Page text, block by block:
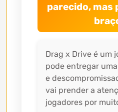
parecido, mas
Drag x Drive é um
pode entregar
e
vai prender a
jogadores por